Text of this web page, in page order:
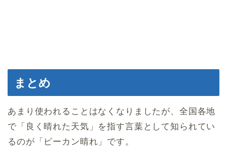
まとめ
あまり使われることはなくなりましたが、全国各地
で「良く晴れた天気」を指す言葉として知られてい
るのが「ピーカン晴れ」です。